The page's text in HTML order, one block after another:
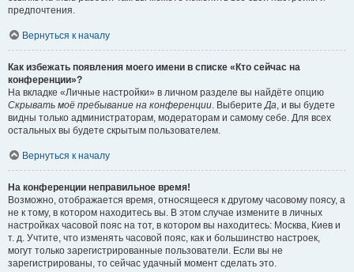
предпочтения.
Вернуться к началу
Как избежать появления моего имени в списке «Кто сейчас на
конференции»?
На вкладке «Личные настройки» в личном разделе вы найдёте опцию
Скрывать моё пребывание на конференции. ВыберитеДа, и вы будете
видны только администраторам, модераторам и самому себе. Для всех
остальных вы будете скрытым пользователем.
Вернуться к началу
На конференции неправильное время!
Возможно, отображается время, относящееся к другому часовому поясу, а
не к тому, в котором находитесь вы. В этом случае измените в личных
настройках часовой пояс на тот, в котором вы находитесь: Москва, Киев и
т. д. Учтите, что изменять часовой пояс, как и большинство настроек,
могут только зарегистрированные пользователи. Если вы не
зарегистрированы, то сейчас удачный момент сделать это.